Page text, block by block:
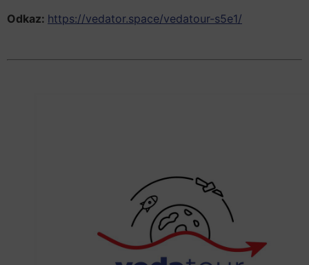
Odkaz: https://vedator.space/vedatour-s5e1/